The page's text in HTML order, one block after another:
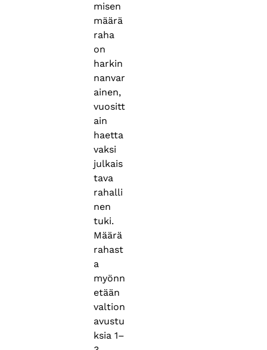
misen
määrä
raha
on
harkin
nanvar
ainen,
vuositt
ain
haetta
vaksi
julkais
tava
rahalli
nen
tuki.
Määrä
rahast
a
myönn
etään
valtion
avustu
ksia 1–